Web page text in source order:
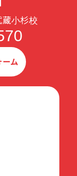
小杉校
ーム